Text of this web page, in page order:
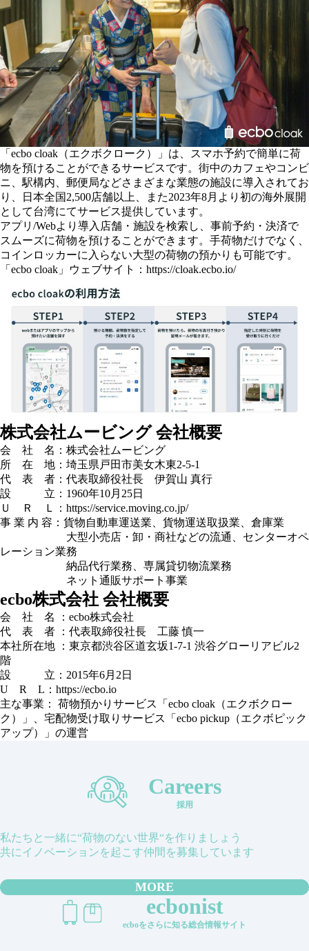
「ecbo cloak（エクボクローク）」は、スマホ予約で簡単に荷
物を預けることができるサービスです。街中のカフェやコンビ
ニ、駅構内、郵便局などさまざまな業態の施設に導入されてお
り、日本全国2,500店舗以上、また2023年8月より初の海外展開
として台湾にてサービス提供しています。
アプリ/Webより導入店舗・施設を検索し、事前予約・決済で
スムーズに荷物を預けることができます。手荷物だけでなく、
コインロッカーに入らない大型の荷物の預かりも可能です。
「ecbo cloak」ウェブサイト： https://cloak.ecbo.io/
株式会社ムービング 会社概要
会 社 名：株式会社ムービング
所 在 地：埼玉県戸田市美女木東2-5-1
代 表 者：代表取締役社長 伊賀山 真行
設 立：1960年10月25日
Ｕ Ｒ Ｌ： https://service.moving.co.jp/
事 業 内 容：貨物自動車運送業、貨物運送取扱業、倉庫業
大型小売店・卸・商社などの流通、センターオペ
レーション業務
納品代行業務、専属貸切物流業務
ネット通販サポート事業
ecbo株式会社 会社概要
会 社 名 ：ecbo株式会社
代 表 者 ：代表取締役社長 工藤 慎一
本社所在地 ：東京都渋谷区道玄坂1-7-1 渋谷グローリアビル2
階
設 立：2015年6月2日
U R L： https://ecbo.io
主な事業： 荷物預かりサービス「ecbo cloak（エクボクロー
ク）」、宅配物受け取りサービス「ecbo pickup（エクボピック
アップ）」の運営
Careers
採用
私たちと一緒に“荷物のない世界“を作りましょう
共にイノベーションを起こす仲間を募集しています
MORE
ecbonist
ecboをさらに知る総合情報サイト